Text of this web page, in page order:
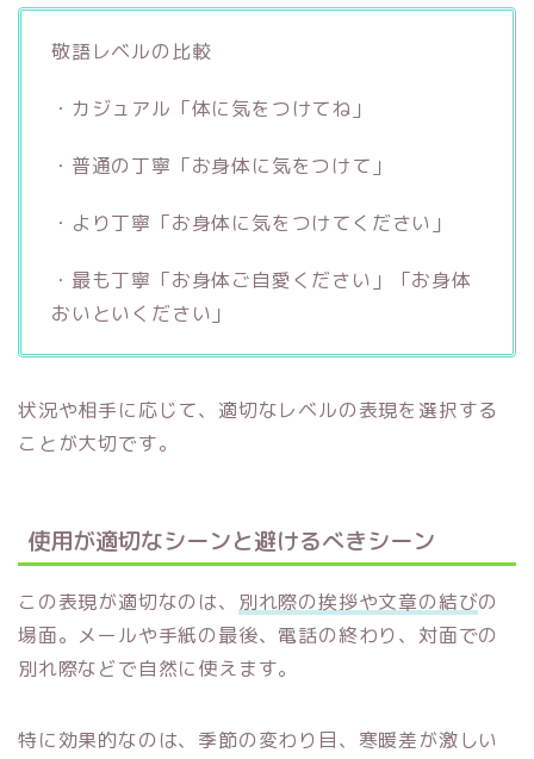
敬語レベルの比較
・カジュアル「体に気をつけてね」
・普通の丁寧「お身体に気をつけて」
・より丁寧「お身体に気をつけてください」
・最も丁寧「お身体ご自愛ください」「お身体
おいといください」
状況や相手に応じて、適切なレベルの表現を選択する
ことが大切です。
使用が適切なシーンと避けるべきシーン
この表現が適切なのは、 別れ際の挨拶や文章の結びの
場面。メールや手紙の最後、電話の終わり、対面での
別れ際などで自然に使えます。
特に効果的なのは、季節の変わり目、寒暖差が激しい